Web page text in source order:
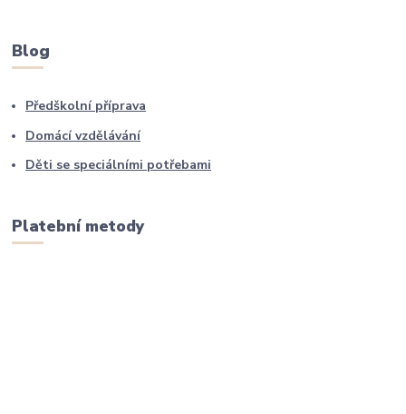
Blog
Předškolní příprava
Domácí vzdělávání
Děti se speciálními potřebami
Platební metody